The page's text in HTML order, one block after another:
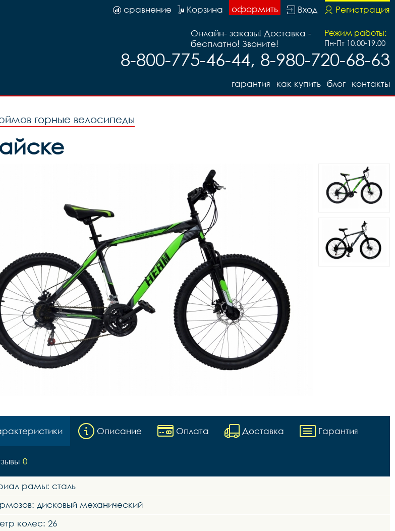
Серебро, код 41203
Регистрация
Вход
оформить
Корзина
сравнение
Режим работы:
Пн-Пт 10.00-19.00
Онлайн- заказы! Доставка -
бесплатно! Звоните!
8-800-775-46-44, 8-980-720-68-63
контакты
блог
как купить
гарантия
горные велосипеды
Описание Оплата Доставка Гарантия
0
рамы: сталь
дисковый механический
колес: 26